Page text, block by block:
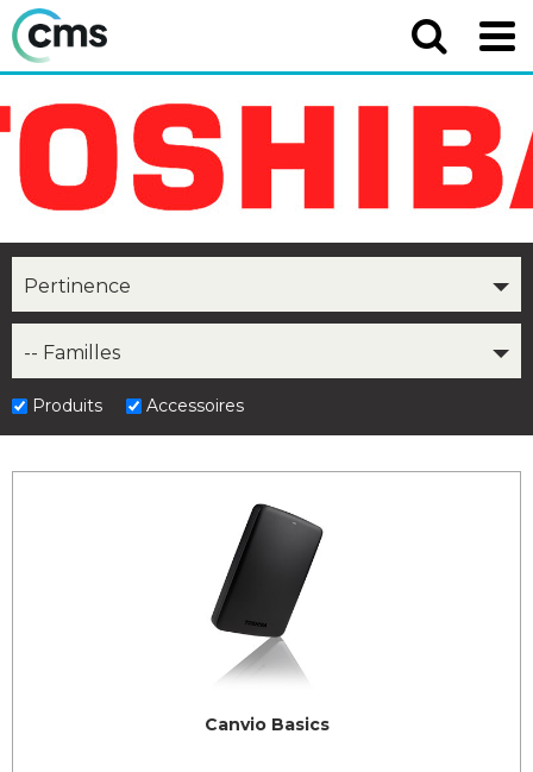
Pertinence
-- Familles
Produits Accessoires
Canvio Basics